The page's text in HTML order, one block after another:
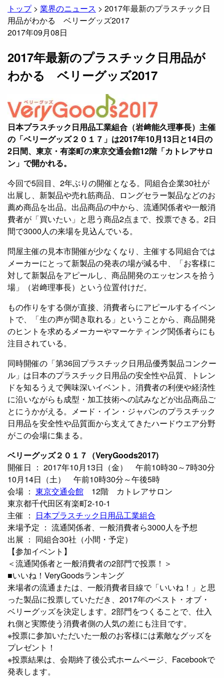
トップ> 業界のニュース > 2017年最新のプラスチック日
用品がわかる ベリーグッズ2017
2017年09月08日
2017年最新のプラスチック日用品が
わかる ベリーグッズ2017
日本プラスチック日用品工業組合（岩﨑能久理事長）主催
の「ベリーグッズ２０１７」は2017年10月13日と14日の
2日間、東京・有楽町の東京交通会館12階「カトレアサロ
ン」で開かれる。
今回で5回目、2年ぶりの開催となる。同組合企業30社が
出展し、新製品や売れ筋商品、ロングセラー製品などのお
薦め商品を出品。出品商品の中から、流通関係者や一般消
費者が「買いたい」と思う商品2点まで、投票できる。2日
間で3000人の来場を見込んでいる。
問屋主催の見本市開催が少なくなり、主催する同組合では
メーカーにとって新製品の発表の場が減る中、「お客様に
対して新製品をアピールし、商品開発のエッセンスを拾う
場」（岩﨑理事長）という位置付けだ。
もの作りをする側が直接、消費者らにアピールするイベン
トで、「生の声が聞き取れる」ということから、商品開発
のヒントを求めるメーカーやマーケティング関係者らにも
注目されている。
同時開催の「第36回プラスチック日用品優秀製品コンクー
ル」は日本のプラスチック日用品の安全性や品質、トレン
ドを知るうえで興味深いイベント。消費者の利便や経済性
に沿いながらも成型・加工技術への試みなどが出品商品ご
とにうかがえる。メード・イン・ジャパンのプラスチック
日用品を安全性や品質面から支えてきたハードウエア分野
がこの会場に集まる。
ベリーグッズ２０１７（VeryGoods2017)
開催日 ： 2017年10月13日（金） 午前10時30～7時30分
10月14日（土） 午前10時30分～午後5時
会場 ： 東京交通会館 12階 カトレアサロン
東京都千代田区有楽町2-10-1
主催 ： 日本プラスチック日用品工業組合
来場予定 ： 流通関係者、一般消費者ら3000人を予想
出展 ： 同組合30社（小間・予定）
【参加イベント】
＜流通関係者と一般消費者の2部門で投票！＞
■いいね！VeryGoodsランキング
来場者の流通または、一般消費者目線で「いいね！」と思
った製品に投票していただき、2017年のベスト・オブ・
ベリーグッズを決定します。2部門をつくることで、仕入
れ側と実際使う消費者側の人気の差にも注目です。
※投票に参加いただいた一般のお客様には素敵なグッズを
プレゼント！
※投票結果は、会期終了後公式ホームページ、Facebookで
発表します。